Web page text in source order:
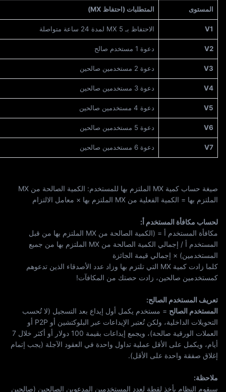
المستوى المتطلبات (احتفاظ MX)
V1 الاحتفاظ بـ 5 MX لمدة 24 ساعة متواصلة
V2 دعوة 1 مستخدم صالح
V3 دعوة 2 مستخدمين صالحين
V4 دعوة 3 مستخدمين صالحين
V5 دعوة 4 مستخدمين صالحين
V6 دعوة 5 مستخدمين صالحين
V7 دعوة 6 مستخدمين صالحين
صيغة حساب كمية MX الملتزم بها للمستخدم: الكمية الصالحة من MX
الملتزم بها = الكمية الفعلية من MX الملتزم بها × معامل الالتزام
لحساب مكافأة المستخدم أ:
مكافأة المستخدم أ = (الكمية الصالحة من MX الملتزم بها من قبل
المستخدم أ / إجمالي الكمية الصالحة من MX الملتزم بها من جميع
المستخدمين) × إجمالي قيمة الجائزة
كلما زادت كمية MX التي تلتزم بها وزاد عدد الأصدقاء الذين تدعوهم
كمستخدمين صالحين، زادت حصتك من المكافآت!
تعريف المستخدم الصالح:
المستخدم الصالح = مستخدم يكمل أول إيداع بعد التسجيل (لا تُحسب
التحويلات الداخلية، ولكن تُعتبر الإيداعات عبر البلوكتشين أو P2P أو
العملات الورقية صالحة)، ويجمع إيداعات بقيمة 100 دولار أو أكثر خلال 7
أيام، ويكمل على الأقل عملية تداول واحدة في العقود الآجلة (يجب إتمام
إغلاق صفقة واحدة على الأقل).
ملاحظة:
سيقوم النظام بأخذ لقطة لعدد المستخدمين المدعوين الصالحين (صالحين